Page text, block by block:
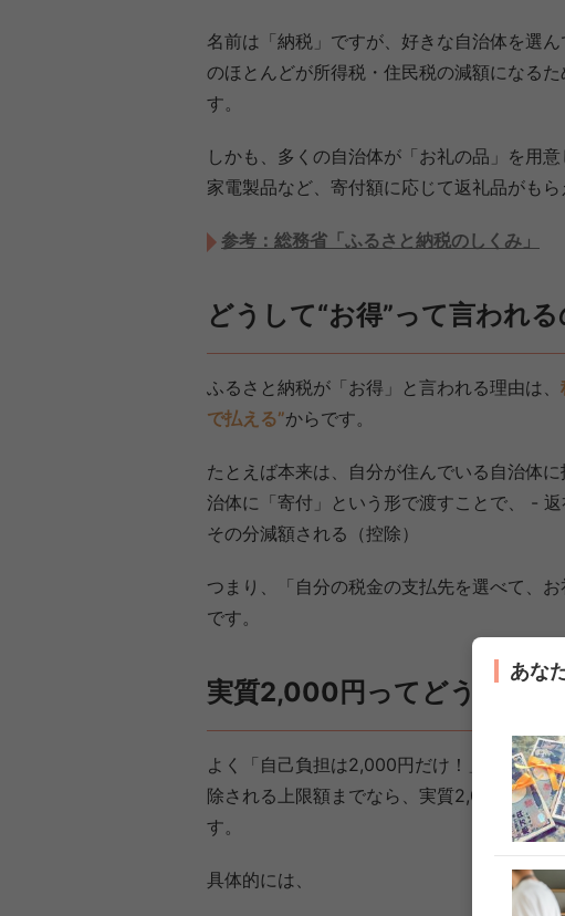
名前は「納税」ですが、好きな自治体を選
のほとんどが所得税・住民税の減額になる
す。
しかも、多くの自治体が「お礼の品」を用
家電製品など、寄付額に応じて返礼品がもら
参考：総務省「ふるさと納税のしくみ」
どうして“お得”って言われる
ふるさと納税が「お得」と言われる理由は、
で払える”からです。
たとえば本来は、自分が住んでいる自治体
治体に「寄付」という形で渡すことで、 -
その分減額される（控除）
つまり、「自分の税金の支払先を選べて、
です。
実質2,000円ってどういう意
よく「自己負担は2,000円だけ！」と聞き
除される上限額までなら、実質2,000円の負
す。
具体的には、
あな